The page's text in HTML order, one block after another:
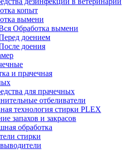
копыт
вымени
Обработка вымени
доением
доения
и прачечная
для прачечных
отбеливатели
технология стирки PLEX
запахов и закрасов
обработка
стирки